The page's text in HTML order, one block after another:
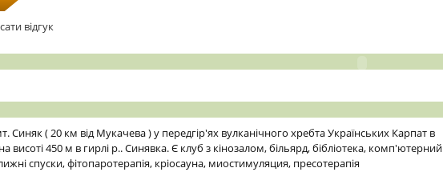
відгук
Синяк ( 20 км від Мукачева ) у передгір'ях вулканічного хребта Українських Карпат в
висоті 450 м в гирлі р.. Синявка. Є клуб з кінозалом, більярд, бібліотека, комп'ютерний
спуски, фітопаротерапія, кріосауна, миостимуляция, пресотерапія